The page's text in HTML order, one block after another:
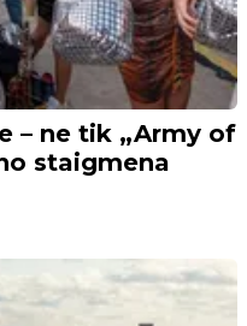
– ne tik „Army of
staigmena